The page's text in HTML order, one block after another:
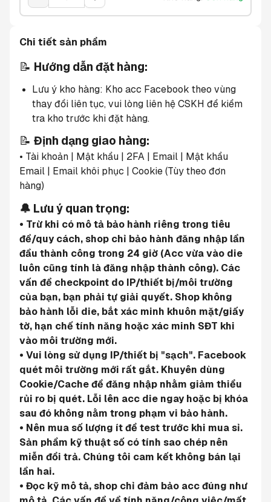
Chi tiết sản phẩm
📝 Hướng dẫn đặt hàng:
Lưu ý kho hàng: Kho acc Facebook theo vùng
thay đổi liên tục, vui lòng liên hệ CSKH để kiểm
tra kho trước khi đặt hàng.
📝 Định dạng giao hàng:
• Tài khoản | Mật khẩu | 2FA | Email | Mật khẩu
Email | Email khôi phục | Cookie (Tùy theo đơn
hàng)
🔔 Lưu ý quan trọng:
• Trừ khi có mô tả bảo hành riêng trong tiêu
đề/quy cách, shop chỉ bảo hành đăng nhập lần
đầu thành công trong 24 giờ (Acc vừa vào die
luôn cũng tính là đăng nhập thành công). Các
vấn đề checkpoint do IP/thiết bị/môi trường
của bạn, bạn phải tự giải quyết. Shop không
bảo hành lỗi die, bắt xác minh khuôn mặt/giấy
tờ, hạn chế tính năng hoặc xác minh SĐT khi
vào môi trường mới.
• Vui lòng sử dụng IP/thiết bị "sạch". Facebook
quét môi trường mới rất gắt. Khuyên dùng
Cookie/Cache để đăng nhập nhằm giảm thiểu
rủi ro bị quét. Lỗi lên acc die ngay hoặc bị khóa
sau đó không nằm trong phạm vi bảo hành.
• Nên mua số lượng ít để test trước khi mua sỉ.
Sản phẩm kỹ thuật số có tính sao chép nên
miễn đổi trả. Chúng tôi cam kết không bán lại
lần hai.
• Đọc kỹ mô tả, shop chỉ đảm bảo acc đúng như